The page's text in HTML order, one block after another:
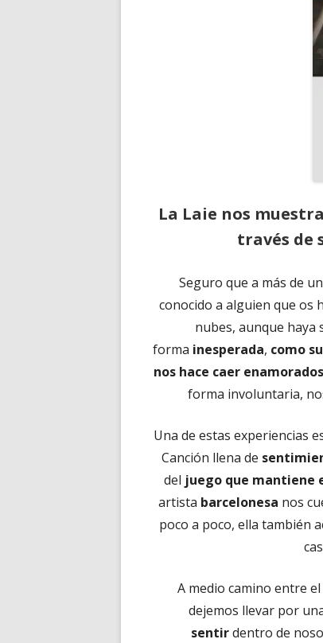
La Laie nos
través de
Seguro que a más de
conocido a alguien que os
nubes, aunque haya
forma inesperada, como
nos hace caer
forma involuntaria,
Una de estas experiencias
Canción llena de
del juego que mantiene
artista barcelonesa nos
poco a poco, ella también
A medio camino entre el
dejemos llevar por
sentirdentro de